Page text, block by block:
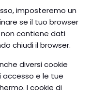
imposteremo un
se il tuo browser
contiene dati
chiudi il browser.
diversi cookie
accesso e le tue
I cookie di